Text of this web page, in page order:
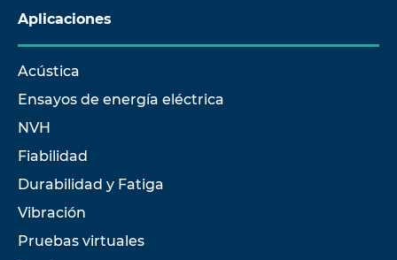
Aplicaciones
Acústica
Ensayos de energía eléctrica
NVH
Fiabilidad
Durabilidad y Fatiga
Vibración
Pruebas virtuales